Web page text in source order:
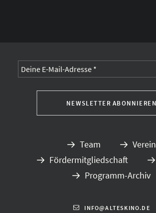
Team
Verein
Fördermitgliedschaft
Programm-Archiv
INFO@ALTESKINO.DE